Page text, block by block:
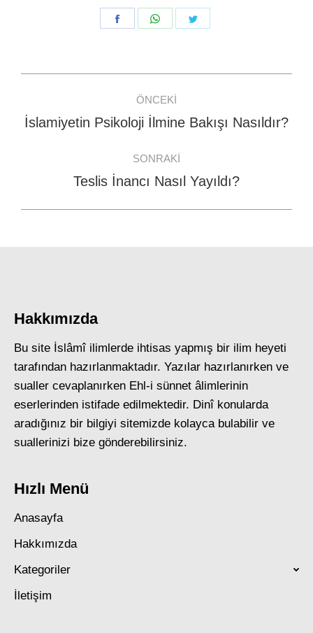
Share
Share
navigation
ÖNCEKI
Previous
İslamiyetin Psikoloji İlmine Bakışı Nasıldır?
SONRAKI
Next
Teslis İnancı Nasıl Yayıldı?
Hakkımızda
Bu site İslâmî ilimlerde ihtisas yapmış bir ilim heyeti
tarafından hazırlanmaktadır. Yazılar hazırlanırken ve
sualler cevaplanırken Ehl-i sünnet âlimlerinin
eserlerinden istifade edilmektedir. Dinî konularda
aradığınız bir bilgiyi sitemizde kolayca bulabilir ve
suallerinizi bize gönderebilirsiniz.
Hızlı Menü
Anasayfa
Hakkımızda
Kategoriler
İletişim